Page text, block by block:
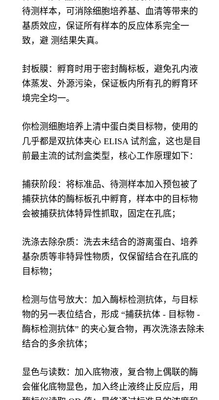
待测样本，可消除细胞培养基、血清等带来的
基质效应，保证所有样本的反应体系完全一
致，避 测结果失真。
封板膜：孵育时用于密封酶标板，避免孔内液
体蒸发、外源污染，保证板内所有孔的孵育环
境完全均一。
你检测细胞培养上清中蛋白类目标物，使用的
几乎都是双抗体夹心 ELISA 试剂盒，这也是目
前最主流的试剂盒类型，核心工作原理如下：
捕获阶段：将标准品、待测样本加入预包被了
捕获抗体的酶标板孔中孵育，样本中的目标物
会被捕获抗体特异性抓取，固定在孔底；
洗涤去除杂质：洗去未结合的游离蛋白、培养
基杂质等非特异性物质，仅保留结合在孔底的
目标物；
检测与信号放大：加入酶标检测抗体，与目标
物的另一表位结合，形成 “捕获抗体 - 目标物 -
酶标检测抗体” 的夹心复合物，再次洗涤去除未
结合的多余抗体；
显色与读数：加入底物液，复合物上偶联的酶
会催化底物显色，加入终止液终止反应后，用